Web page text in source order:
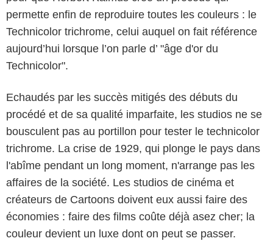
permette enfin de reproduire toutes les couleurs : le
Technicolor trichrome, celui auquel on fait référence
aujourd’hui lorsque l’on parle d’ "âge d'or du
Technicolor".
Echaudés par les succès mitigés des débuts du
procédé et de sa qualité imparfaite, les studios ne se
bousculent pas au portillon pour tester le technicolor
trichrome. La crise de 1929, qui plonge le pays dans
l'abîme pendant un long moment, n'arrange pas les
affaires de la société. Les studios de cinéma et
créateurs de Cartoons doivent eux aussi faire des
économies : faire des films coûte déjà asez cher; la
couleur devient un luxe dont on peut se passer.